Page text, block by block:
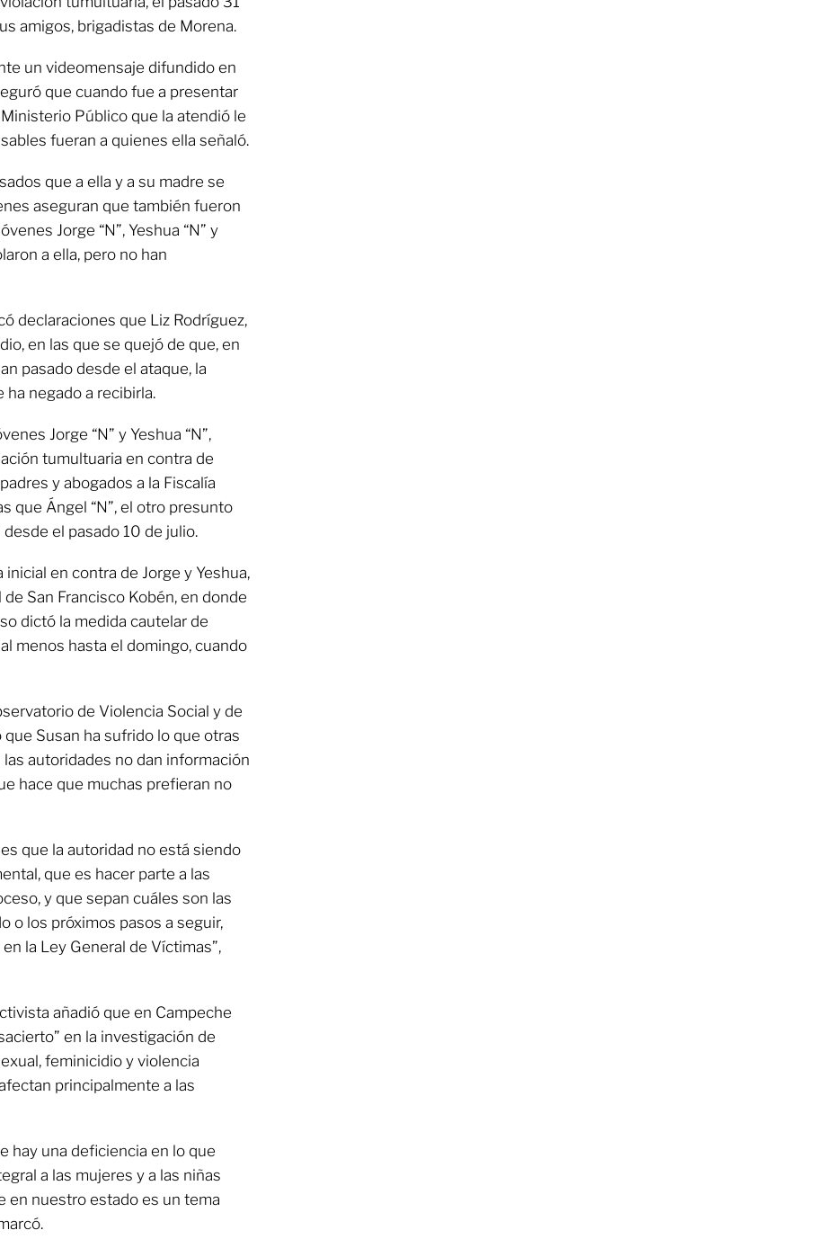
amigos, brigadistas de Morena.
un videomensaje difundido en
que cuando fue a presentar
Público que la atendió le
fueran a quienes ella señaló.
que a ella y a su madre se
aseguran que también fueron
Jorge “N”, Yeshua “N” y
a ella, pero no han
declaraciones que Liz Rodríguez,
en las que se quejó de que, en
pasado desde el ataque, la
ha negado a recibirla.
Jorge “N” y Yeshua “N”,
tumultuaria en contra de
y abogados a la Fiscalía
que Ángel “N”, el otro presunto
el pasado 10 de julio.
en contra de Jorge y Yeshua,
San Francisco Kobén, en donde
dictó la medida cautelar de
menos hasta el domingo, cuando
de Violencia Social y de
Susan ha sufrido lo que otras
autoridades no dan información
hace que muchas prefieran no
que la autoridad no está siendo
que es hacer parte a las
y que sepan cuáles son las
o los próximos pasos a seguir,
la Ley General de Víctimas”,
añadió que en Campeche
en la investigación de
feminicidio y violencia
principalmente a las
hay una deficiencia en lo que
a las mujeres y a las niñas
en nuestro estado es un tema